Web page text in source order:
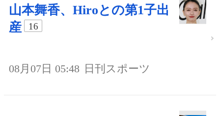
山本舞香、Hiroとの第1子出
産
16
08月07日 05:48 日刊スポーツ